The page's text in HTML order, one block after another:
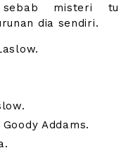
sebab misteri tu
dia sendiri.
Addams.